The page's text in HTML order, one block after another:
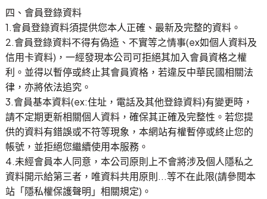
四、會員登錄資料
1.會員登錄資料須提供您本人正確、最新及完整的資料。
2.會員登錄資料不得有偽造、不實等之情事(ex如個人資料及
信用卡資料)，一經發現本公司可拒絕其加入會員資格之權
利。並得以暫停或終止其會員資格，若違反中華民國相關法
律，亦將依法追究。
3.會員基本資料(ex:住址，電話及其他登錄資料)有變更時，
請不定期更新相關個人資料，確保其正確及完整性。若您提
供的資料有錯誤或不符等現象，本網站有權暫停或終止您的
帳號，並拒絕您繼續使用本服務。
4.未經會員本人同意，本公司原則上不會將涉及個人隱私之
資料開示給第三者，唯資料共用原則...等不在此限(請參閱本
站「隱私權保護聲明」相關規定)。